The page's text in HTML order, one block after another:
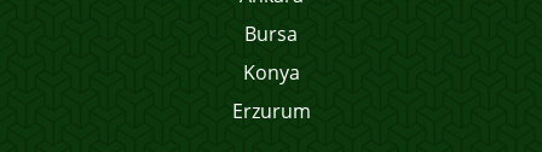
Bursa
Konya
Erzurum